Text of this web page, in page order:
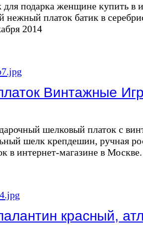
подарка женщине купить в
платок батик в
2014
Винтажные
шелковый платок с
шелк крепдешин, ручная
в интернет-магазине в
красный,